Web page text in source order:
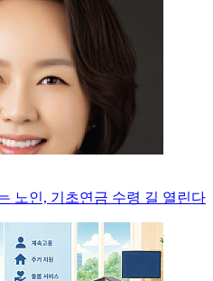
노인, 기초연금 수령 길 열린다